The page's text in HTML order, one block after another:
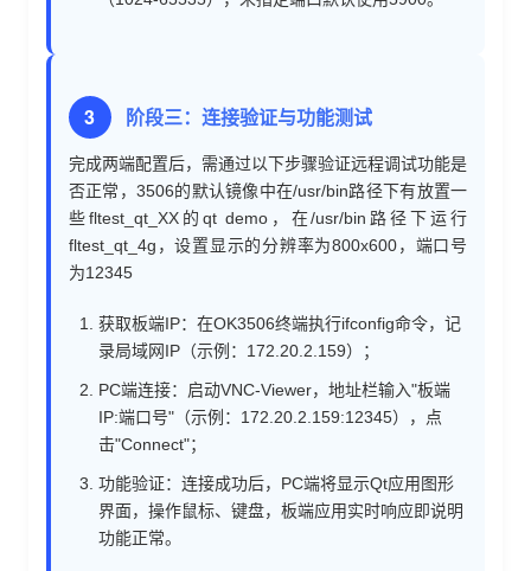
3 阶段三：连接验证与功能测试
完成两端配置后，需通过以下步骤验证远程调试功能是
否正常，3506的默认镜像中在/usr/bin路径下有放置一
些fltest_qt_XX的qt demo，在/usr/bin路径下运行
fltest_qt_4g，设置显示的分辨率为800x600，端口号
为12345
获取板端IP：在OK3506终端执行ifconfig命令，记
录局域网IP（示例：172.20.2.159）；
PC端连接：启动VNC-Viewer，地址栏输入"板端
IP:端口号"（示例：172.20.2.159:12345），点
击"Connect"；
功能验证：连接成功后，PC端将显示Qt应用图形
界面，操作鼠标、键盘，板端应用实时响应即说明
功能正常。